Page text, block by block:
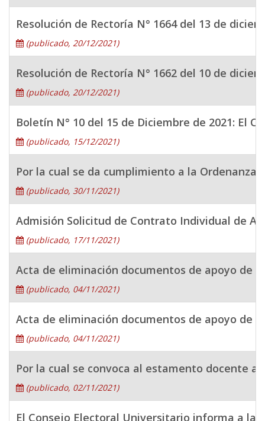
Resolución de Rectoría N° 1664 del 13 de
(publicado, 20/12/2021)
Resolución de Rectoría N° 1662 del 10 de
(publicado, 20/12/2021)
Boletín N° 10 del 15 de Diciembre de 2021: El
(publicado, 15/12/2021)
Por la cual se da cumplimiento a la
(publicado, 30/11/2021)
Admisión Solicitud de Contrato Individual de
(publicado, 17/11/2021)
Acta de eliminación documentos de apoyo de
(publicado, 04/11/2021)
Acta de eliminación documentos de apoyo de
(publicado, 04/11/2021)
Por la cual se convoca al estamento docente
(publicado, 02/11/2021)
El Consejo Electoral Universitario informa a la